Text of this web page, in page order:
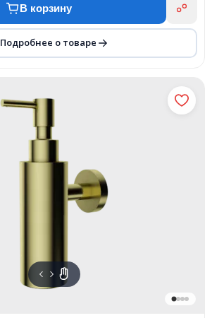
В корзину
Подробнее о товаре